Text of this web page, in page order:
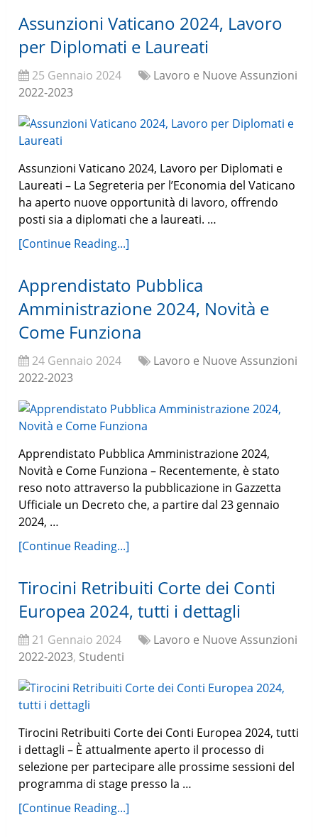
Assunzioni Vaticano 2024, Lavoro
per Diplomati e Laureati
25 Gennaio 2024
Lavoro e Nuove Assunzioni
2022-2023
Assunzioni Vaticano 2024, Lavoro per Diplomati e
Laureati – La Segreteria per l’Economia del Vaticano
ha aperto nuove opportunità di lavoro, offrendo
posti sia a diplomati che a laureati. …
[Continue Reading...]
Apprendistato Pubblica
Amministrazione 2024, Novità e
Come Funziona
24 Gennaio 2024
Lavoro e Nuove Assunzioni
2022-2023
Apprendistato Pubblica Amministrazione 2024,
Novità e Come Funziona – Recentemente, è stato
reso noto attraverso la pubblicazione in Gazzetta
Ufficiale un Decreto che, a partire dal 23 gennaio
2024, …
[Continue Reading...]
Tirocini Retribuiti Corte dei Conti
Europea 2024, tutti i dettagli
21 Gennaio 2024
Lavoro e Nuove Assunzioni
2022-2023, Studenti
Tirocini Retribuiti Corte dei Conti Europea 2024, tutti
i dettagli – È attualmente aperto il processo di
selezione per partecipare alle prossime sessioni del
programma di stage presso la …
[Continue Reading...]